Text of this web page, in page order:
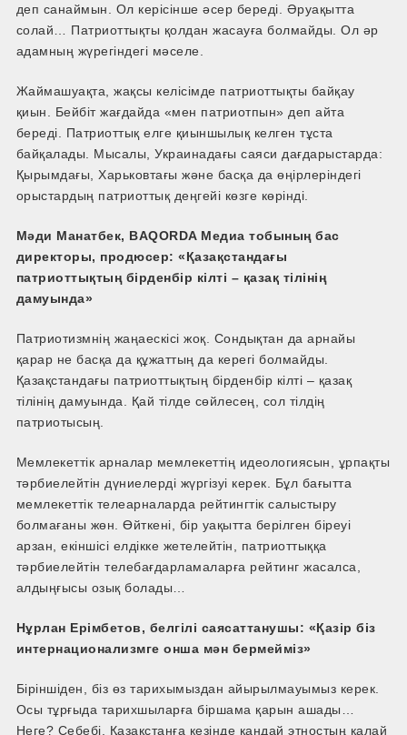
деп санаймын. Ол керісінше әсер береді. Әруақытта
солай… Патриоттықты қолдан жасауға болмайды. Ол әр
адамның жүрегіндегі мәселе.
Жаймашуақта, жақсы келісімде патриоттықты байқау
қиын. Бейбіт жағдайда «мен патриотпын» деп айта
береді. Патриоттық елге қиыншылық келген тұста
байқалады. Мысалы, Украинадағы саяси дағдарыстарда:
Қырымдағы, Харьковтағы және басқа да өңірлеріндегі
орыстардың патриоттық деңгейі көзге көрінді.
Мәди Манатбек, BAQORDA Медиа тобының бас
директоры, продюсер: «Қазақстандағы
патриоттықтың бірден­бір кілті – қазақ тілінің
дамуында»
Патриотизмнің жаңа­ескісі жоқ. Сондықтан да арнайы
қарар не басқа да құжаттың да керегі болмайды.
Қазақстандағы патриоттықтың бірден­бір кілті – қазақ
тілінің дамуында. Қай тілде сөйлесең, сол тілдің
патриотысың.
Мемлекеттік арналар мемлекеттің идеологиясын, ұрпақты
тәрбиелейтін дүниелерді жүргізуі керек. Бұл бағытта
мемлекеттік телеарналарда рейтингтік салыстыру
болмағаны жөн. Өйткені, бір уақытта берілген біреуі
арзан, екіншісі елдікке жетелейтін, патриоттыққа
тәрбиелейтін телебағдарламаларға рейтинг жасалса,
алдыңғысы озық болады…
Нұрлан Ерімбетов, белгілі саясаттанушы: «Қазір біз
интернационализмге онша мән бермейміз»
Біріншіден, біз өз тарихымыздан айырылмауымыз керек.
Осы тұрғыда тарихшыларға біршама қарын ашады…
Неге? Себебі, Қазақстанға кезінде қандай этностың қалай